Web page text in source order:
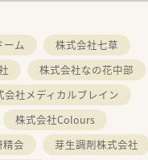
ーム
株式会社七草
株式会社なの花中部
会社メディカルブレイン
株式会社Colours
精会
芽生調剤株式会社